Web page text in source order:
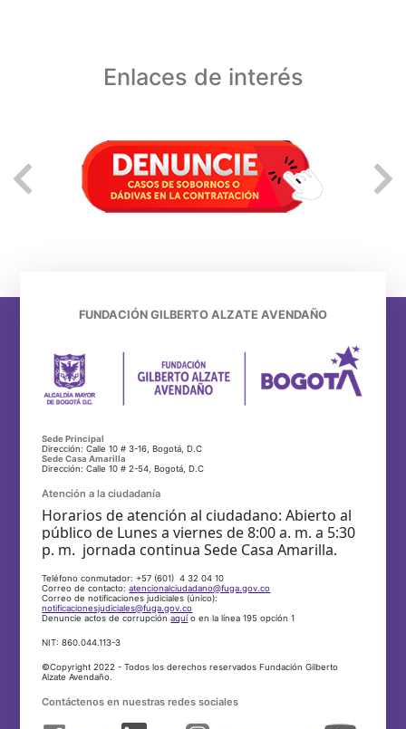
Enlaces de interés
FUNDACIÓN GILBERTO ALZATE AVENDAÑO
Sede Principal
Dirección: Calle 10 # 3-16, Bogotá, D.C
Sede Casa Amarilla
Dirección: Calle 10 # 2-54, Bogotá, D.C
Atención a la ciudadanía
Horarios de atención al ciudadano: Abierto al
público de Lunes a viernes de 8:00 a. m. a 5:30
p. m. jornada continua Sede Casa Amarilla.
Teléfono conmutador: +57 (601) 4 32 04 10
Correo de contacto:atencionalciudadano@fuga.gov.co
Correo de notificaciones judiciales (único):
notificacionesjudiciales@fuga.gov.co
Denuncie actos de corrupciónaquío en la línea 195 opción 1
NIT: 860.044.113-3
©Copyright 2022 - Todos los derechos reservados Fundación Gilberto
Alzate Avendaño.
Contáctenos en nuestras redes sociales